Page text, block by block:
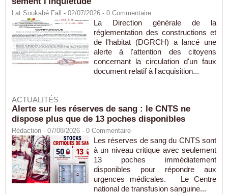
Lat Soukabé Fall - 02/07/2026 - 0 Commentaire
La Direction générale de la
réglementation des constructions et
de l'habitat (DGRCH) a lancé une
alerte à l'attention des citoyens
concernant la circulation d'un faux
document relatif à l'acquisition...
ACTUALITÉS
Alerte sur les réserves de sang : le CNTS ne
dispose plus que de 13 poches disponibles
Rédaction - 07/08/2026 - 0 Commentaire
Les réserves de sang du CNTS sont
à un niveau critique avec seulement
13 poches immédiatement
disponibles pour répondre aux
urgences médicales. Le Centre
national de transfusion sanguine...